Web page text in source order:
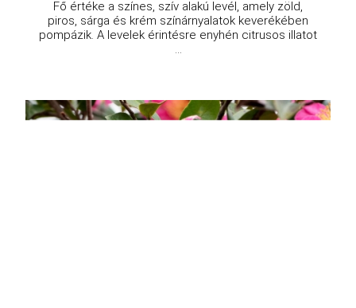
Fő értéke a színes, szív alakú levél, amely zöld,
piros, sárga és krém színárnyalatok keverékében
pompázik. A levelek érintésre enyhén citrusos illatot
...